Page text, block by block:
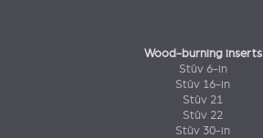
Wood-burning inserts
Stûv 6-in
Stûv 16-in
Stûv 21
Stûv 22
Stûv 30-in